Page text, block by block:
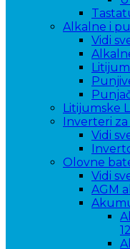
Alkalne i
Vidi
Litijumske
Inverteri
Vidi
Olovne
Vidi
AGM